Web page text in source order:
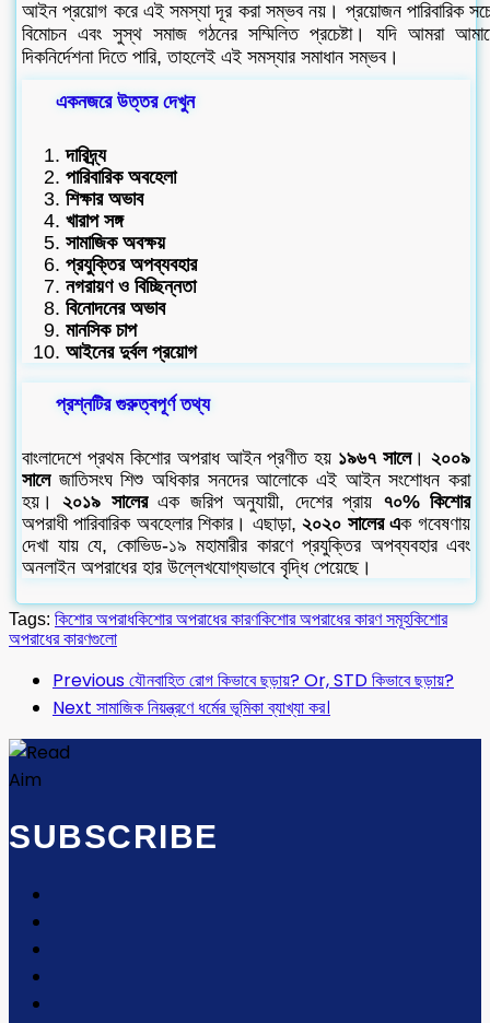
আইন প্রয়োগ করে এই সমস্যা দূর করা সম্ভব নয়। প্রয়োজন পারিবারিক
বিমোচন এবং সুস্থ সমাজ গঠনের সম্মিলিত প্রচেষ্টা। যদি আমরা
দিকনির্দেশনা দিতে পারি, তাহলেই এই সমস্যার সমাধান সম্ভব।
একনজরে উত্তর দেখুন
দারিদ্র্য
পারিবারিক অবহেলা
শিক্ষার অভাব
খারাপ সঙ্গ
সামাজিক অবক্ষয়
প্রযুক্তির অপব্যবহার
নগরায়ণ ও বিচ্ছিন্নতা
বিনোদনের অভাব
মানসিক চাপ
আইনের দুর্বল প্রয়োগ
প্রশ্নটির গুরুত্বপূর্ণ তথ্য
বাংলাদেশে প্রথম কিশোর অপরাধ আইন প্রণীত হয় ১৯৬৭ সালে।২০০৯
সালে জাতিসংঘ শিশু অধিকার সনদের আলোকে এই আইন সংশোধন করা
হয়।
২০১৯ সালেরএক জরিপ অনুযায়ী, দেশের প্রায় ৭০% কিশোর
অপরাধী পারিবারিক অবহেলার শিকার। এছাড়া,২০২০ সালের এক গবেষণায়
দেখা যায় যে, কোভিড-১৯ মহামারীর কারণে প্রযুক্তির অপব্যবহার এবং
অনলাইন অপরাধের হার উল্লেখযোগ্যভাবে বৃদ্ধি পেয়েছে।
Tags: কিশোর অপরাধকিশোর অপরাধের কারণকিশোর অপরাধের কারণ সমূহকিশোর
অপরাধের কারণগুলো
Previousযৌনবাহিত রোগ কিভাবে ছড়ায়? Or, STD কিভাবে ছড়ায়?
Next সামাজিক নিয়ন্ত্রণে ধর্মের ভূমিকা ব্যাখ্যা কর।
SUBSCRIBE